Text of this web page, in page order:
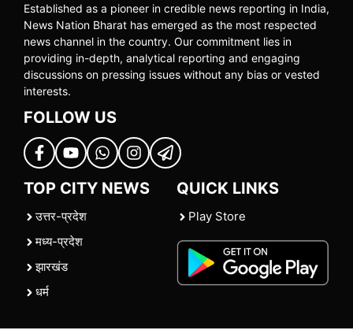
Established as a pioneer in credible news reporting in India,
News Nation Bharat has emerged as the most respected
news channel in the country. Our commitment lies in
providing in-depth, analytical reporting and engaging
discussions on pressing issues without any bias or vested
interests.
FOLLOW US
TOP CITY NEWS
उत्तर-प्रदेश
मध्य-प्रदेश
झारखंड
धर्म
QUICK LINKS
Play Store